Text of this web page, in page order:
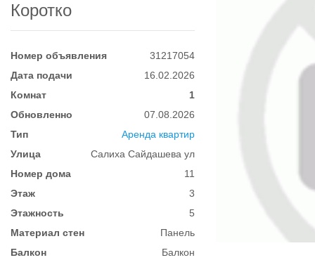
Коротко
Номер объявления
31217054
Дата подачи
16.02.2026
Комнат
1
Обновленно
07.08.2026
Тип
Аренда квартир
Улица
Салиха Сайдашева ул
Номер дома
11
Этаж
3
Этажность
5
Материал стен
Панель
Балкон
Балкон